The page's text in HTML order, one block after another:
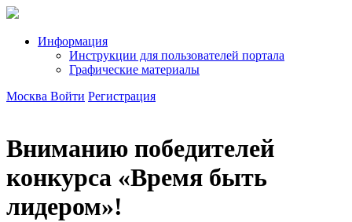
Информация
Инструкции для пользователей портала
Графические материалы
Москва Войти Регистрация
Вниманию победителей
конкурса «Время быть
лидером»!